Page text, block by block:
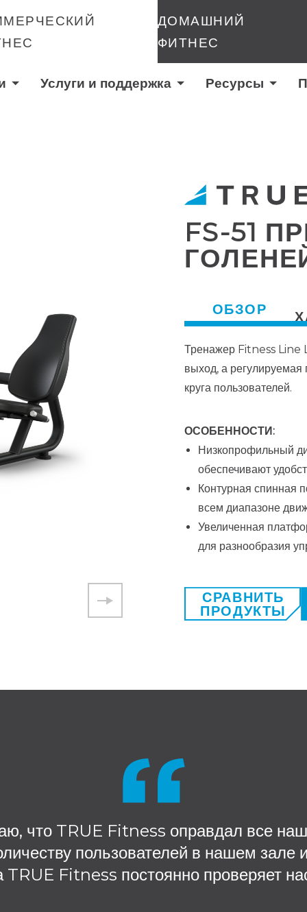
ДОМАШНИЙ
ФИТНЕС
Услуги и поддержка Ресурсы
FS-51
ОБЗОР
Тренажер Fitness Line
выход, а
круга пользователей.
ОСОБЕННОСТИ:
Низкопрофильный
обеспечивают
Контурная спинная
всем диапазоне
Увеличенная
для разнообразия
СРАВНИТЬ
ПРОДУКТЫ
что TRUE Fitness оправдал все
пользователей в нашем зале
TRUE Fitness постоянно проверяет